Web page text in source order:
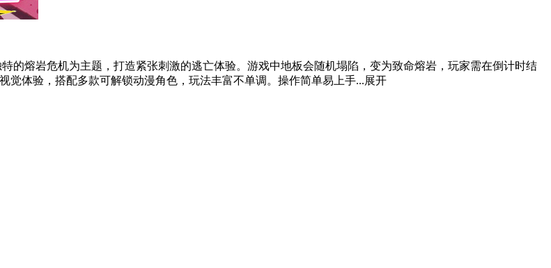
的熔岩危机为主题，打造紧张刺激的逃亡体验。游戏中地板会随机塌陷，变为致命熔岩，玩家需在倒计时结
体验，搭配多款可解锁动漫角色，玩法丰富不单调。操作简单易上手...展开